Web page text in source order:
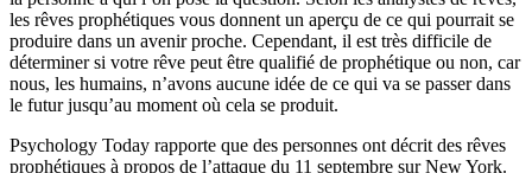
les rêves prophétiques vous donnent un aperçu de ce qui pourrait se
produire dans un avenir proche. Cependant, il est très difficile de
déterminer si votre rêve peut être qualifié de prophétique ou non, car
nous, les humains, n’avons aucune idée de ce qui va se passer dans
le futur jusqu’au moment où cela se produit.
Psychology Today rapporte que des personnes ont décrit des rêves
prophétiques à propos de l’attaque du 11 septembre sur New York.